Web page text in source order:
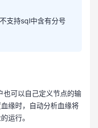
支持sql中含有分号
可以自己定义节点的输
缘时，自动分析血缘将
运行。